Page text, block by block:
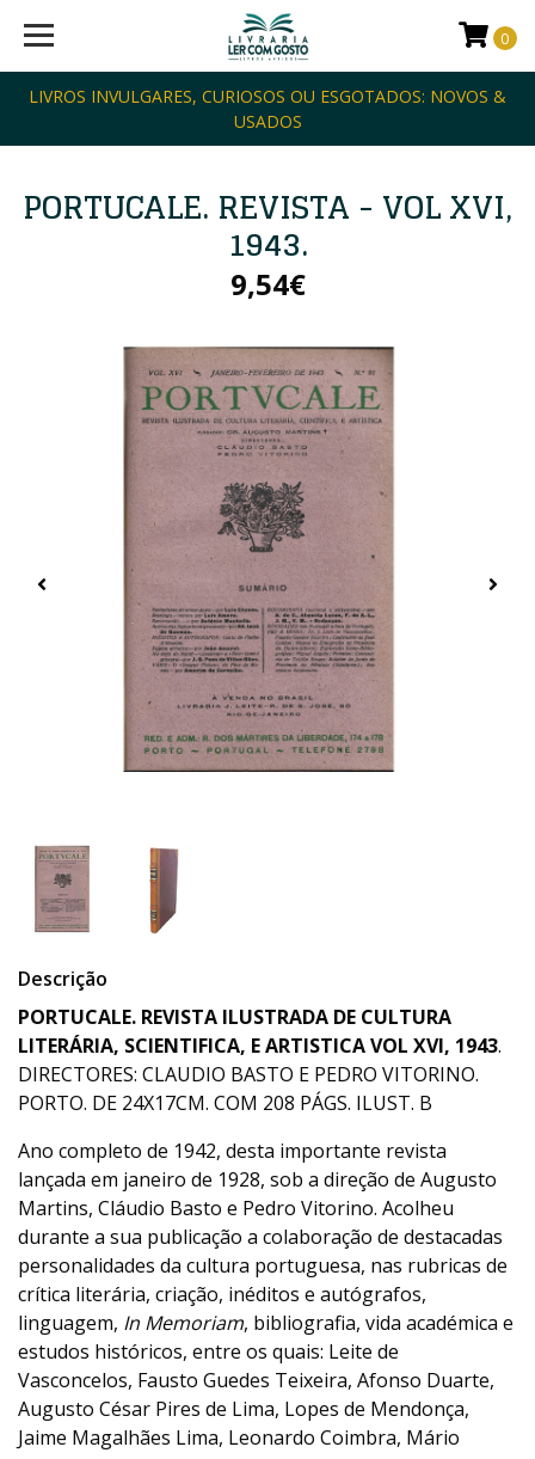
LIVROS INVULGARES, CURIOSOS OU ESGOTADOS: NOVOS &
USADOS
0
PORTUCALE. REVISTA - VOL XVI,
1943.
9,54€
Descrição
PORTUCALE. REVISTA ILUSTRADA DE CULTURA
LITERÁRIA, SCIENTIFICA, E ARTISTICA VOL XVI, 1943.
DIRECTORES: CLAUDIO BASTO E PEDRO VITORINO.
PORTO. DE 24X17CM. COM 208 PÁGS. ILUST. B
Ano completo de 1942, desta importante revista
lançada em janeiro de 1928, sob a direção de Augusto
Martins, Cláudio Basto e Pedro Vitorino. Acolheu
durante a sua publicação a colaboração de destacadas
personalidades da cultura portuguesa, nas rubricas de
crítica literária, criação, inéditos e autógrafos,
linguagem, In Memoriam, bibliografia, vida académica e
estudos históricos, entre os quais: Leite de
Vasconcelos, Fausto Guedes Teixeira, Afonso Duarte,
Augusto César Pires de Lima, Lopes de Mendonça,
Jaime Magalhães Lima, Leonardo Coimbra, Mário